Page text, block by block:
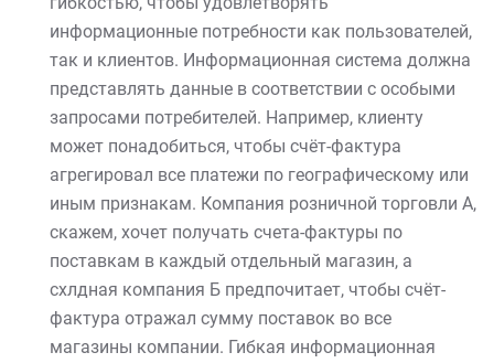
информационные потребности как пользователей,
так и клиентов. Информационная система должна
представлять данные в соответствии с особыми
запросами потребителей. Например, клиенту
может понадобиться, чтобы счёт-фактура
агрегировал все платежи по географическому или
иным признакам. Компания розничной торговли А,
скажем, хочет получать счета-фактуры по
поставкам в каждый отдельный магазин, а
схлдная компания Б предпочитает, чтобы счёт-
фактура отражал сумму поставок во все
магазины компании. Гибкая информационная